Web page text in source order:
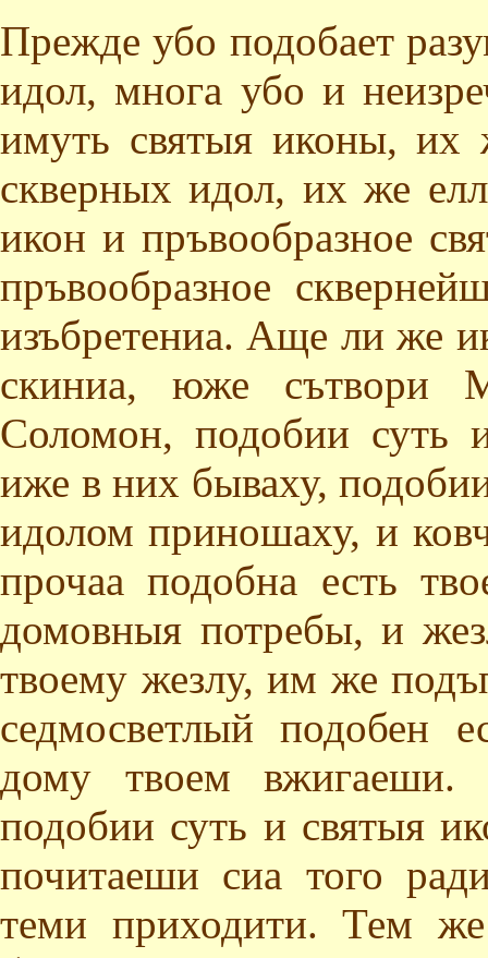
Прежде убо подобает
идол, многа убо и
имуть святыя иконы, их
скверных идол, их же
икон и пръвообразное
пръвообразное
изъбретениа. Аще ли же
скиниа, юже сътвори
Соломон, подобии суть
иже в них бываху,
идолом приношаху, и
прочаа подобна есть
домовныя потребы, и
твоему жезлу, им же
седмосветлый подобен
дому твоем
подобии суть и святыя
почитаеши сиа того
теми приходити. Тем